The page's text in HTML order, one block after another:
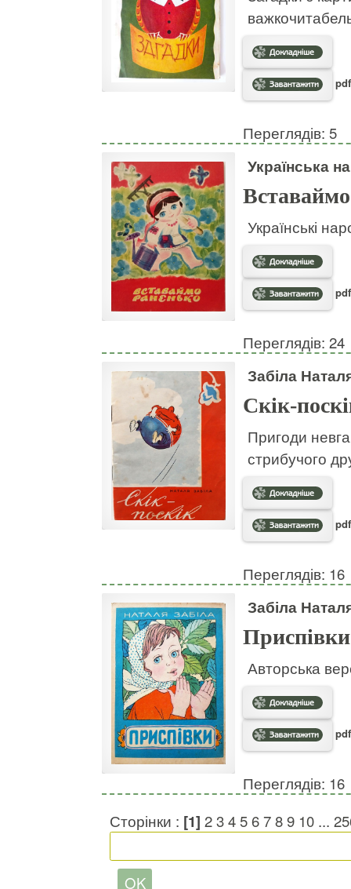
Переглядів: 5
Українська
Українські
Переглядів: 24
Забіла
Скік-
Пригоди
стрибучого
Переглядів: 16
Забіла
Приспівки
Авторська
Переглядів: 16
Сторінки : [1] 23456789 10 ...